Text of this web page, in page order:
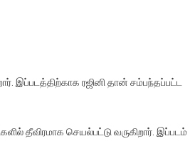
இப்படத்திற்காக ரஜினி தான் சம்பந்தப்பட்ட
தீவிரமாக செயல்பட்டு வருகிறார். இப்படம்